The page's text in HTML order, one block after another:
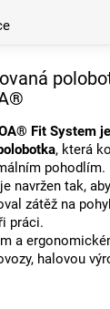
Fit System
, která
pohodlím.
je navržen tak, aby
zátěž na
práci.
a
halovou